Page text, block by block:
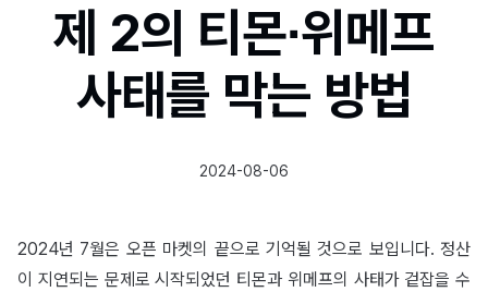
제 2의 티몬∙위메프
사태를 막는 방법
2024-08-06
2024년 7월은 오픈 마켓의 끝으로 기억될 것으로 보입니다. 정산
이 지연되는 문제로 시작되었던 티몬과 위메프의 사태가 겉잡을 수